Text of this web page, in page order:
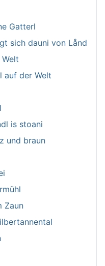
Gatterl
sich dauni von Lånd
auf der Welt
is stoani
und braun
Zaun